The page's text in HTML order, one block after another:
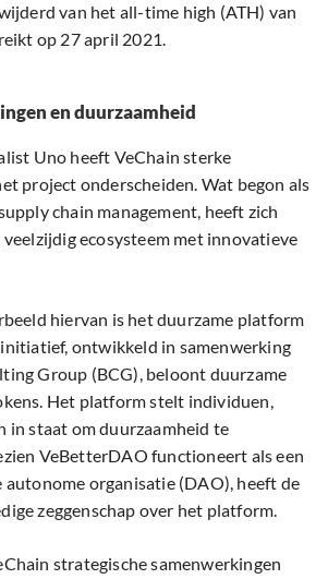
van het all-time high (ATH) van
op 27 april 2021.
en duurzaamheid
Uno heeft VeChain sterke
project onderscheiden. Wat begon als
chain management, heeft zich
ecosysteem met innovatieve
hiervan is het duurzame platform
ontwikkeld in samenwerking
Group (BCG), beloont duurzame
Het platform stelt individuen,
in staat om duurzaamheid te
VeBetterDAO functioneert als een
autonome organisatie (DAO), heeft de
zeggenschap over het platform.
strategische samenwerkingen